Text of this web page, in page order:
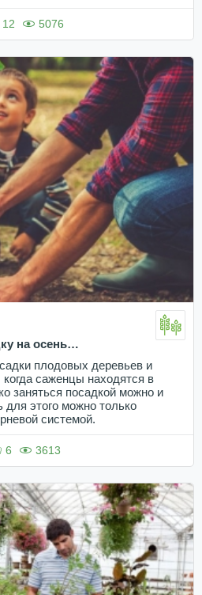
12 5076
на осень…
плодовых деревьев и
когда саженцы находятся в
заняться посадкой можно и
для этого можно только
системой.
6 3613